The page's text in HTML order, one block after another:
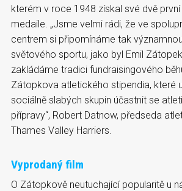
kterém v roce 1948 získal své dvě
medaile. „Jsme velmi rádi, že ve
centrem si připomínáme tak
světového sportu, jako byl Emil
zakládáme tradici fundraisingového
Zátopkova atletického stipendia, které
sociálně slabých skupin účastnit se
přípravy“, Robert Datnow, předseda
Thames Valley Harriers.
Vyprodaný film
O Zátopkově neutuchající popularitě u